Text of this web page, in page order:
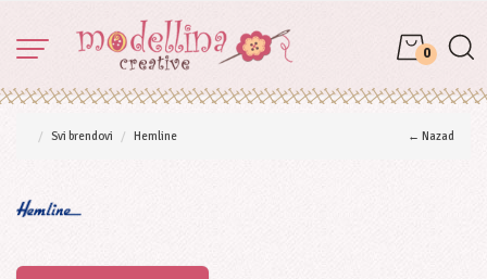
0
Svi brendovi Hemline ← Nazad